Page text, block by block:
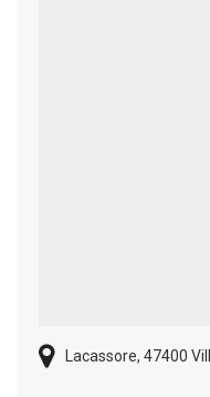
Lacassore, 47400